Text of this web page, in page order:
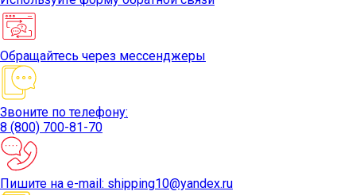
Обращайтесь через мессенджеры
Звоните по телефону:
8 (800) 700-81-70
Пишите на e-mail: shipping10@yandex.ru